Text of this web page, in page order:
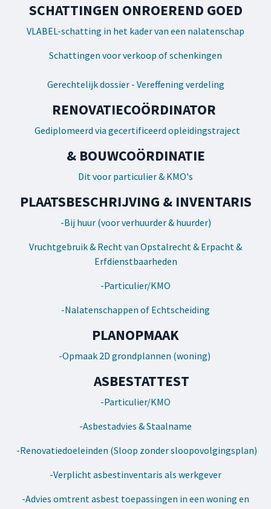
SCHATTINGEN ONROEREND GOED
VLABEL-schatting in het kader van een nalatenschap
Schattingen voor verkoop of schenkingen
Gerechtelijk dossier - Vereffening verdeling
RENOVATIECOÖRDINATOR
Gediplomeerd via gecertificeerd opleidingstraject
& BOUWCOÖRDINATIE
Dit voor particulier & KMO's
PLAATSBESCHRIJVING & INVENTARIS
-Bij huur (voor verhuurder & huurder)
Vruchtgebruik & Recht van Opstalrecht & Erpacht &
Erfdienstbaarheden
-Particulier/KMO
-Nalatenschappen of Echtscheiding
PLANOPMAAK
-Opmaak 2D grondplannen (woning)
ASBESTATTEST
-Particulier/KMO
-Asbestadvies & Staalname
-Renovatiedoeleinden (Sloop zonder sloopovolgingsplan)
-Verplicht asbestinventaris als werkgever
-Advies omtrent asbest toepassingen in een woning en